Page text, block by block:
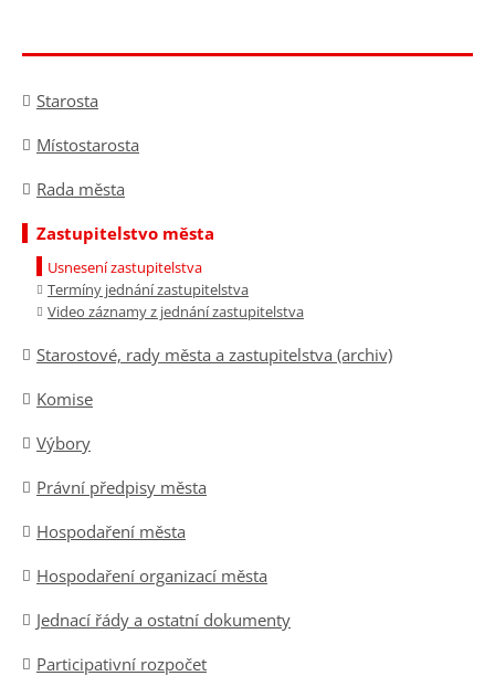
Starosta
Místostarosta
Rada města
Zastupitelstvo města
Usnesení zastupitelstva
Termíny jednání zastupitelstva
Video záznamy z jednání zastupitelstva
Starostové, rady města a zastupitelstva (archiv)
Komise
Výbory
Právní předpisy města
Hospodaření města
Hospodaření organizací města
Jednací řády a ostatní dokumenty
Participativní rozpočet